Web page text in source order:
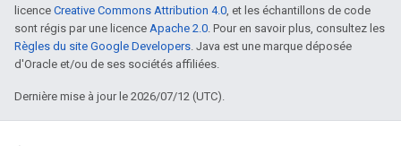
licence Creative Commons Attribution 4.0, et les échantillons de code
sont régis par une licence Apache 2.0. Pour en savoir plus, consultez les
Règles du site Google Developers. Java est une marque déposée
d'Oracle et/ou de ses sociétés affiliées.
Dernière mise à jour le 2026/07/12 (UTC).